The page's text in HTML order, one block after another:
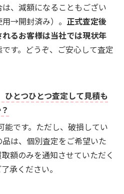
、減額になることもござい
→開封済み）。 正式査定後
るお客様は当社では現状年
です。どうぞ、ご安心して査定
とつひとつ査定して見積も
能です。ただし、破損してい
は、個別査定をご希望いた
額のみを通知させていただく
承ください。